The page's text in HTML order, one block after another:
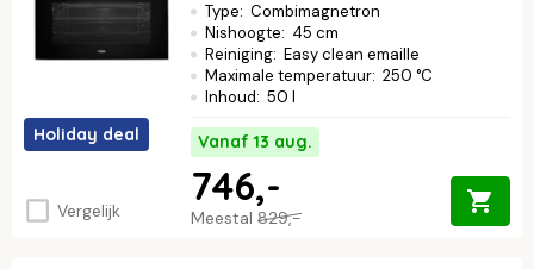
Holiday deal
Vergelijk
Type: Combimagnetron
Nishoogte: 45 cm
Reiniging: Easy clean emaille
Maximale temperatuur: 250 °C
Inhoud: 50 l
Vanaf 13 aug.
Meestal 829,-
746,-